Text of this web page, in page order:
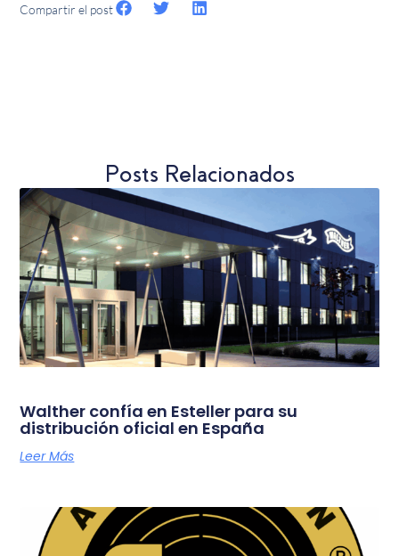
Compartir el post
Posts Relacionados
Walther confía en Esteller para su
distribución oficial en España
Leer Más